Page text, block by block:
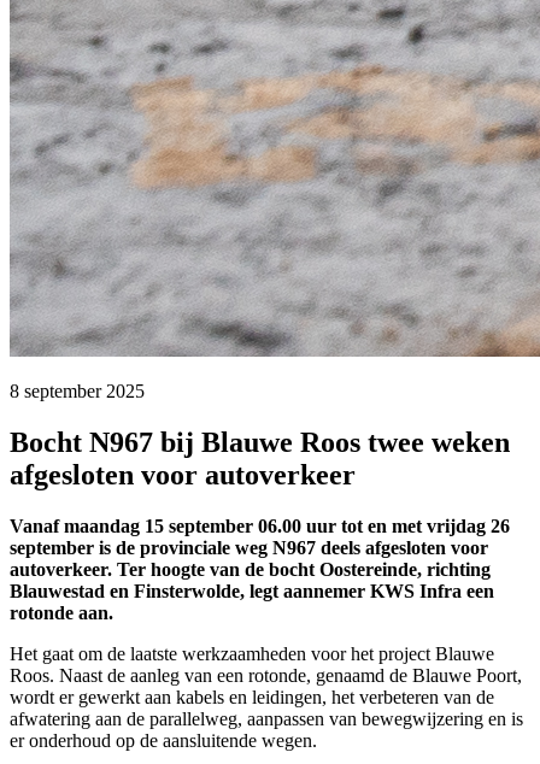
8 september 2025
Bocht N967 bij Blauwe Roos twee weken
afgesloten voor autoverkeer
Vanaf maandag 15 september 06.00 uur tot en met vrijdag 26
september is de provinciale weg N967 deels afgesloten voor
autoverkeer. Ter hoogte van de bocht Oostereinde, richting
Blauwestad en Finsterwolde, legt aannemer KWS Infra een
rotonde aan.
Het gaat om de laatste werkzaamheden voor het project Blauwe
Roos. Naast de aanleg van een rotonde, genaamd de Blauwe Poort,
wordt er gewerkt aan kabels en leidingen, het verbeteren van de
afwatering aan de parallelweg, aanpassen van bewegwijzering en is
er onderhoud op de aansluitende wegen.